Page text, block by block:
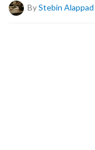
ByStebin Alappad